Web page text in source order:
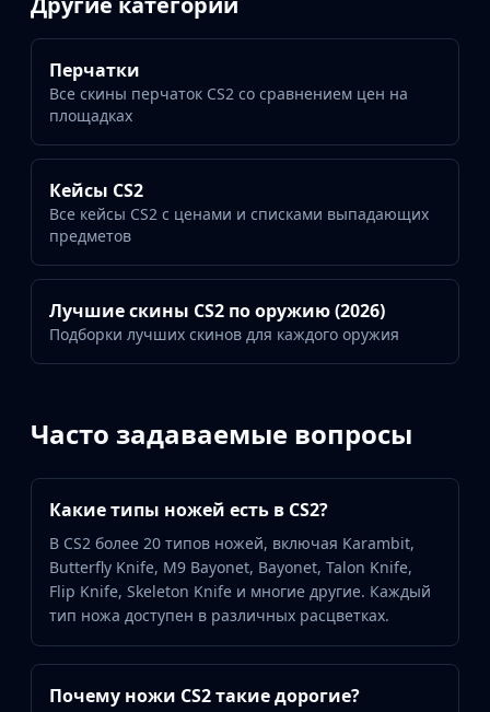
Перчатки
Все скины перчаток CS2 со сравнением цен на
площадках
Кейсы CS2
Все кейсы CS2 с ценами и списками выпадающих
предметов
Лучшие скины CS2 по оружию (2026)
Подборки лучших скинов для каждого оружия
Часто задаваемые вопросы
Какие типы ножей есть в CS2?
В CS2 более 20 типов ножей, включая Karambit,
Butterfly Knife, M9 Bayonet, Bayonet, Talon Knife,
Flip Knife, Skeleton Knife и многие другие. Каждый
тип ножа доступен в различных расцветках.
Почему ножи CS2 такие дорогие?